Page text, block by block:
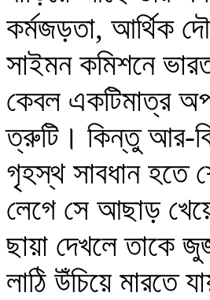
কর্মজড়তা, আর্থিক
সাইমন কমিশনে
কেবল একটিমাত্র
ত্রুটি। কিন্তু আর-
গৃহস্থ সাবধান হতে
লেগে সে আছাড়
ছায়া দেখলে তাকে
লাঠি উঁচিয়ে মারতে